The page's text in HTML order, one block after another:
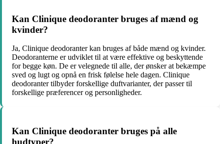
Kan Clinique deodoranter bruges af mænd og
kvinder?
Ja, Clinique deodoranter kan bruges af både mænd og kvinder.
Deodoranterne er udviklet til at være effektive og beskyttende
for begge køn. De er velegnede til alle, der ønsker at bekæmpe
sved og lugt og opnå en frisk følelse hele dagen. Clinique
deodoranter tilbyder forskellige duftvarianter, der passer til
forskellige præferencer og personligheder.
Kan Clinique deodoranter bruges på alle
hudtyper?